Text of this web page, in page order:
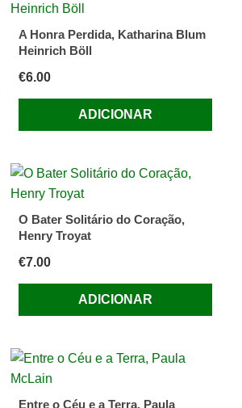
A Honra Perdida, Katharina Blum
Heinrich Böll
€6.00
ADICIONAR
O Bater Solitário do Coração,
Henry Troyat
€7.00
ADICIONAR
Entre o Céu e a Terra, Paula